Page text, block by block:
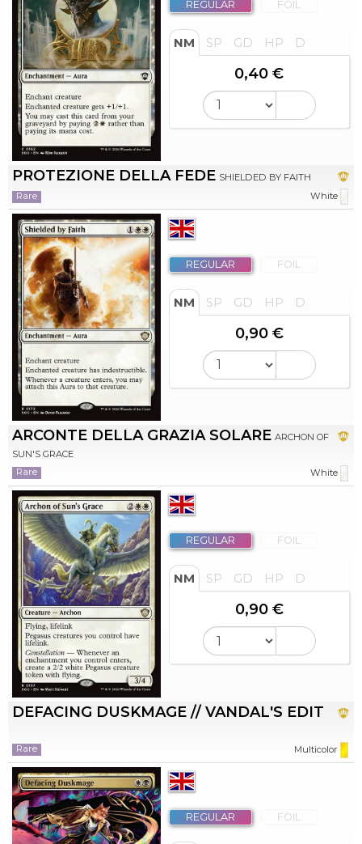
REGULAR FOIL
NM SP GD HP D
0,40 €
PROTEZIONE DELLA FEDE SHIELDED BY FAITH
Rare
White
REGULAR FOIL
NM SP GD HP D
0,90 €
ARCONTE DELLA GRAZIA SOLARE ARCHON OF
SUN'S GRACE
Rare
White
REGULAR FOIL
NM SP GD HP D
0,90 €
DEFACING DUSKMAGE // VANDAL'S EDIT
Rare Multicolor
REGULAR FOIL